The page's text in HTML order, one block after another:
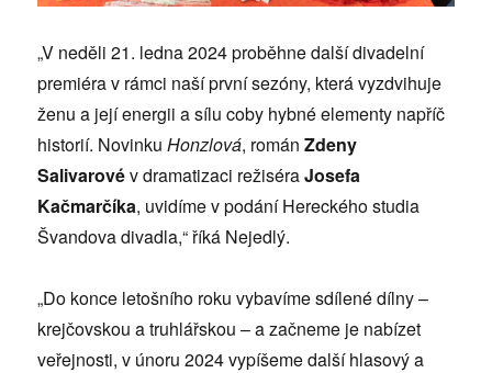
„V neděli 21. ledna 2024 proběhne další divadelní
premiéra v rámci naší první sezóny, která vyzdvihuje
ženu a její energii a sílu coby hybné elementy napříč
historií. NovinkuHonzlová, románZdeny
Salivarovév dramatizaci režiséraJosefa
Kačmarčíka, uvidíme v podání Hereckého studia
Švandova divadla,“ říká Nejedlý.
„Do konce letošního roku vybavíme sdílené dílny –
krejčovskou a truhlářskou – a začneme je nabízet
veřejnosti, v únoru 2024 vypíšeme další hlasový a